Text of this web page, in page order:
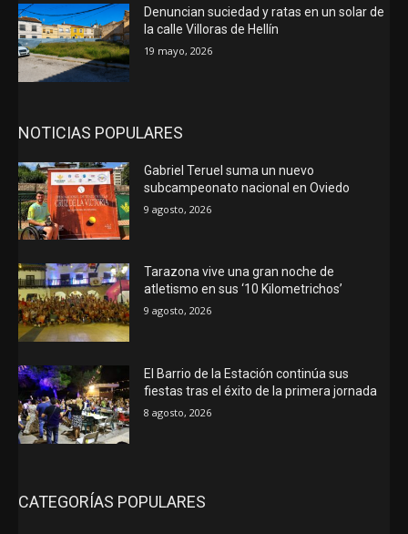
Denuncian suciedad y ratas en un solar de
la calle Villoras de Hellín
19 mayo, 2026
NOTICIAS POPULARES
Gabriel Teruel suma un nuevo
subcampeonato nacional en Oviedo
9 agosto, 2026
Tarazona vive una gran noche de
atletismo en sus ‘10 Kilometrichos’
9 agosto, 2026
El Barrio de la Estación continúa sus
fiestas tras el éxito de la primera jornada
8 agosto, 2026
CATEGORÍAS POPULARES